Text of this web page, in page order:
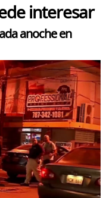
interesar
anoche en